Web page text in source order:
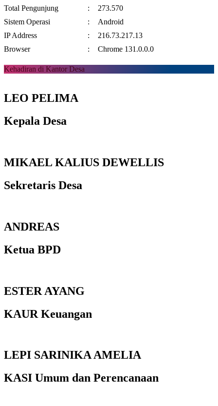
Total Pengunjung :
273.570
Sistem Operasi
:
Android
IP Address
:
216.73.217.13
Browser
: Chrome 131.0.0.0
Kehadiran di Kantor Desa
LEO PELIMA
Kepala Desa
MIKAEL KALIUS DEWELLIS
Sekretaris Desa
ANDREAS
Ketua BPD
ESTER AYANG
KAUR Keuangan
LEPI SARINIKA AMELIA
KASI Umum dan Perencanaan